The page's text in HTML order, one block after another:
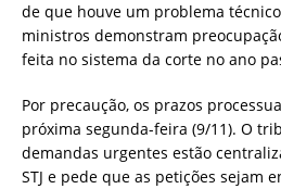
de que houve um problema
ministros demonstram
feita no sistema da corte no ano
Por precaução, os prazos
próxima segunda-feira (9/11). O
demandas urgentes estão
STJ e pede que as petições sejam